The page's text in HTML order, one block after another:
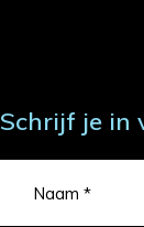
Schrijf je in